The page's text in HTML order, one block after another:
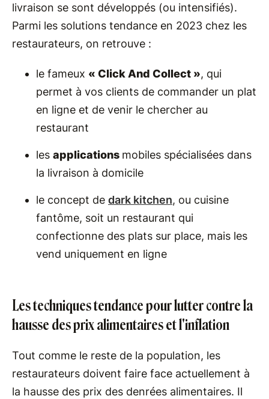
livraison se sont développés (ou intensifiés).
Parmi les solutions tendance en 2023 chez les
restaurateurs, on retrouve :
le fameux « Click And Collect », qui
permet à vos clients de commander un plat
en ligne et de venir le chercher au
restaurant
les applications mobiles spécialisées dans
la livraison à domicile
le concept de dark kitchen, ou cuisine
fantôme, soit un restaurant qui
confectionne des plats sur place, mais les
vend uniquement en ligne
Les techniques tendance pour lutter contre la
hausse des prix alimentaires et l'inflation
Tout comme le reste de la population, les
restaurateurs doivent faire face actuellement à
la hausse des prix des denrées alimentaires. Il